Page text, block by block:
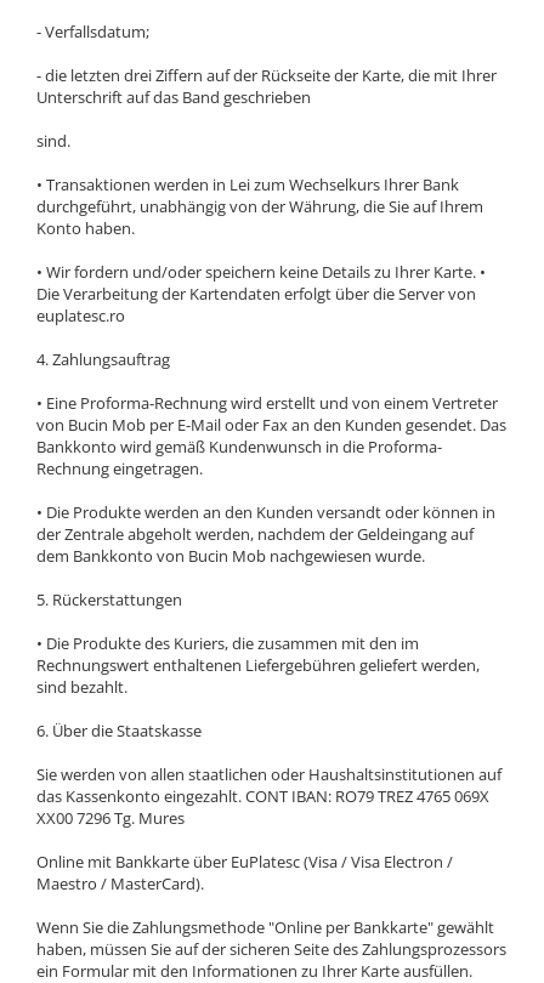
- Verfallsdatum;
- die letzten drei Ziffern auf der Rückseite der Karte, die mit Ihrer
Unterschrift auf das Band geschrieben
sind.
• Transaktionen werden in Lei zum Wechselkurs Ihrer Bank
durchgeführt, unabhängig von der Währung, die Sie auf Ihrem
Konto haben.
• Wir fordern und/oder speichern keine Details zu Ihrer Karte. •
Die Verarbeitung der Kartendaten erfolgt über die Server von
euplatesc.ro
4. Zahlungsauftrag
• Eine Proforma-Rechnung wird erstellt und von einem Vertreter
von Bucin Mob per E-Mail oder Fax an den Kunden gesendet. Das
Bankkonto wird gemäß Kundenwunsch in die Proforma-
Rechnung eingetragen.
• Die Produkte werden an den Kunden versandt oder können in
der Zentrale abgeholt werden, nachdem der Geldeingang auf
dem Bankkonto von Bucin Mob nachgewiesen wurde.
5. Rückerstattungen
• Die Produkte des Kuriers, die zusammen mit den im
Rechnungswert enthaltenen Liefergebühren geliefert werden,
sind bezahlt.
6. Über die Staatskasse
Sie werden von allen staatlichen oder Haushaltsinstitutionen auf
das Kassenkonto eingezahlt. CONT IBAN: RO79 TREZ 4765 069X
XX00 7296 Tg. Mures
Online mit Bankkarte über EuPlatesc (Visa / Visa Electron /
Maestro / MasterCard).
Wenn Sie die Zahlungsmethode "Online per Bankkarte" gewählt
haben, müssen Sie auf der sicheren Seite des Zahlungsprozessors
ein Formular mit den Informationen zu Ihrer Karte ausfüllen.